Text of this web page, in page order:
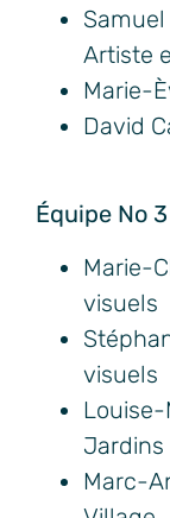
Artiste
Marie-
David
Équipe No 3
Marie-
visuels
visuels
Louise-
Jardins
Marc-